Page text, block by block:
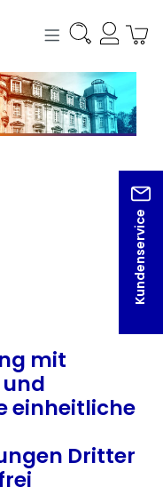
Kundenservice
mit
einheitliche
Dritter